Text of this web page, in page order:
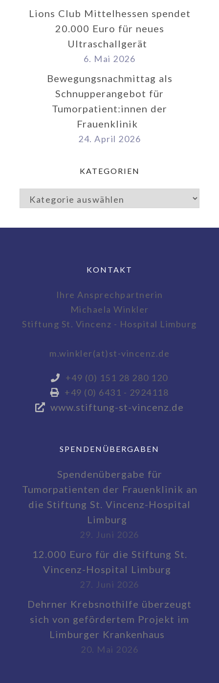
Lions Club Mittelhessen spendet
20.000 Euro für neues
Ultraschallgerät
6. Mai 2026
Bewegungsnachmittag als
Schnupperangebot für
Tumorpatient:innen der
Frauenklinik
24. April 2026
KATEGORIEN
KONTAKT
Ihre Ansprechpartnerin
Michaela Winkler
Stiftung St. Vincenz - Hospital Limburg
m.winkler(at)st-vincenz.de
+49 (0) 151 28 280 120
+49 (0) 6431 - 2924118
www.stiftung-st-vincenz.de
SPENDENÜBERGABEN
Spendenübergabe für
Tumorpatienten der Frauenklinik an
die Stiftung St. Vincenz-Hospital
Limburg
29. Juni 2026
12.000 Euro für die Stiftung St.
Vincenz-Hospital Limburg
27. Juni 2026
Dehrner Krebsnothilfe überzeugt
sich von gefördertem Projekt im
Limburger Krankenhaus
20. Mai 2026